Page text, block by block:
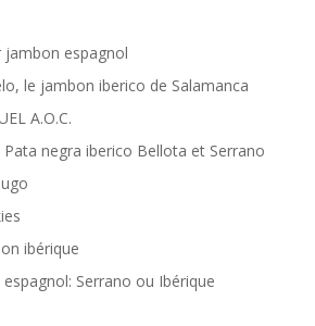
espagnol
le jambon iberico de Salamanca
A.O.C.
Pata negra iberico Bellota et Serrano
ibérique
Serrano ou Ibérique